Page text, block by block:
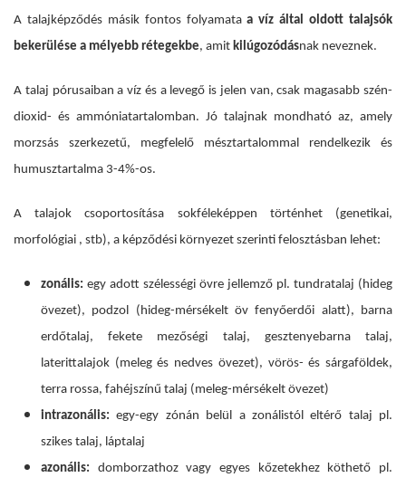
A talajképződés másik fontos folyamataa víz által oldott talajsók
bekerülése a mélyebb rétegekbe, amit kilúgozódásnak neveznek.
A talaj pórusaiban a víz és a levegő is jelen van, csak magasabb szén-
dioxid- és ammóniatartalomban. Jó talajnak mondható az, amely
morzsás szerkezetű, megfelelő mésztartalommal rendelkezik és
humusztartalma 3-4%-os.
A talajok csoportosítása sokféleképpen történhet (genetikai,
morfológiai , stb), a képződési környezet szerinti felosztásban lehet:
zonális: egy adott szélességi övre jellemző pl. tundratalaj (hideg
övezet), podzol (hideg-mérsékelt öv fenyőerdői alatt), barna
erdőtalaj, fekete mezőségi talaj, gesztenyebarna talaj,
laterittalajok (meleg és nedves övezet), vörös- és sárgaföldek,
terra rossa, fahéjszínű talaj (meleg-mérsékelt övezet)
intrazonális: egy-egy zónán belül a zonálistól eltérő talaj pl.
szikes talaj, láptalaj
azonális: domborzathoz vagy egyes kőzetekhez köthető pl.